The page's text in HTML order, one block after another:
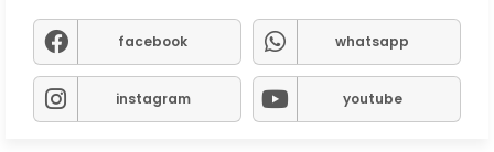
facebook whatsapp
instagram youtube